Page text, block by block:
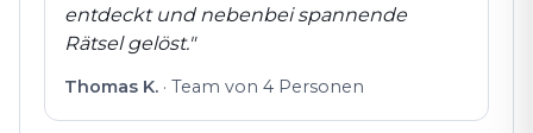
entdeckt und nebenbei spannende
Rätsel gelöst."
Thomas K. · Team von 4 Personen